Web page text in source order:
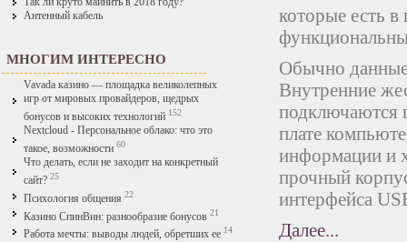
Антенный кабель
МНОГИМ ИНТЕРЕСНО
Vavada казино — площадка великолепных
игр от мировых провайдеров, щедрых
бонусов и высоких технологий 152
Nextcloud - Персональное облако: что это
такое, возможности 60
Что делать, если не заходит на конкретный
сайт? 25
Психология общения 22
Казино СпинВин: разнообразие бонусов 21
Работа мечты: выводы людей, обретших ее 14
которые есть
Обычно данные
Внутренние
подключаются
плате
информации и
прочный
интерфейса
Далее...